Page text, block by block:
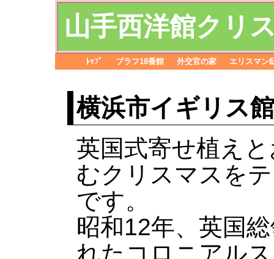
山手西洋館クリ
ﾄｯﾌﾟ ブラフ18番館 外交官の家 エリスマン
横浜市イギリス
英国式寄せ植え
むクリスマスを
です。
昭和12年、英国
れたコロニアル